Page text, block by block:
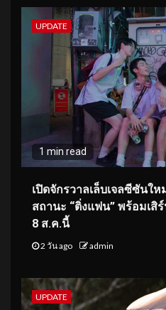
UPDATE
1 min read
เปิดจักรวาลเล็บเจลซีซันให
สถานะ “ติ่งแฟน” พร้อมเ
8 ส.ค.นี้
2 วัน ago admin
UPDATE